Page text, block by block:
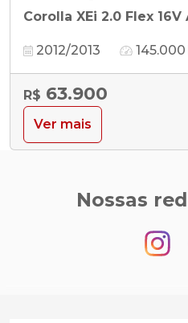
Corolla XEi 2.0 Flex 16V
2012/2013
R$ 63.900
Ver mais
Nossas